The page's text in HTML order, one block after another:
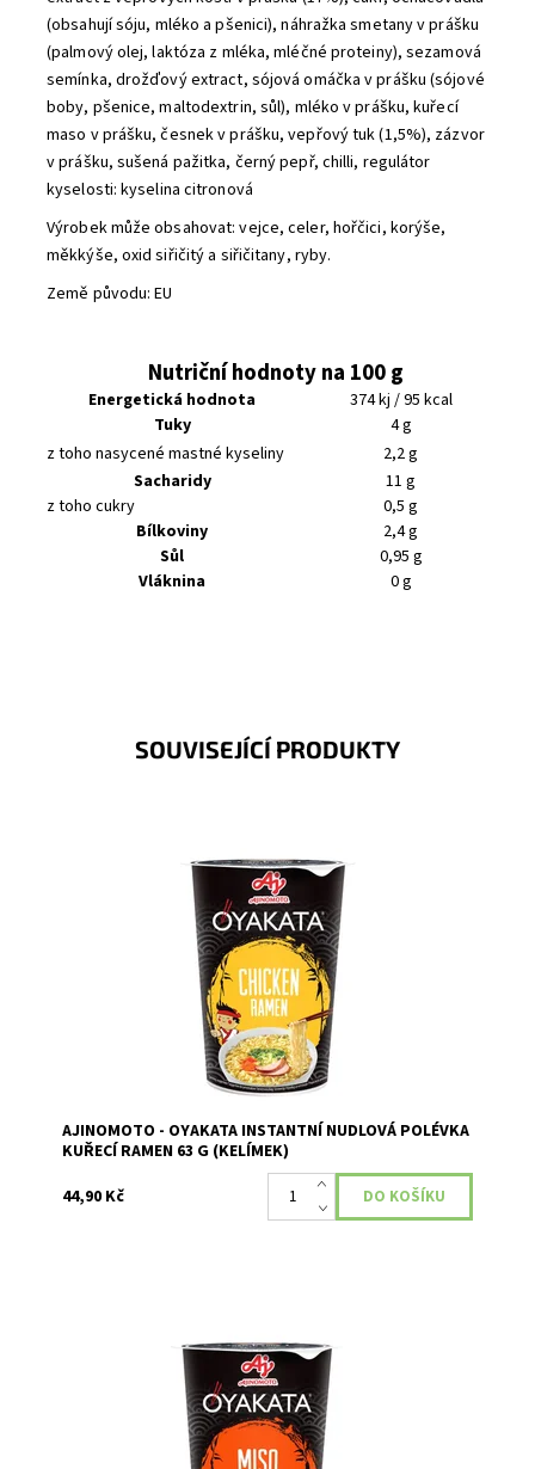
(obsahují sóju, mléko a pšenici), náhražka smetany v prášku
(palmový olej, laktóza z mléka, mléčné proteiny), sezamová
semínka, drožďový extract, sójová omáčka v prášku (sójové
boby, pšenice, maltodextrin, sůl), mléko v prášku, kuřecí
maso v prášku, česnek v prášku, vepřový tuk (1,5%), zázvor
v prášku, sušená pažitka, černý pepř, chilli, regulátor
kyselosti: kyselina citronová
Výrobek může obsahovat: vejce, celer, hořčici, korýše,
měkkýše, oxid siřičitý a siřičitany, ryby.
Země původu: EU
Nutriční hodnoty na 100 g
Energetická hodnota
374 kj / 95 kcal
Tuky
4 g
z toho nasycené mastné kyseliny
2,2 g
Sacharidy
11 g
z toho cukry
0,5 g
Bílkoviny
2,4 g
Sůl
0,95 g
Vláknina
0 g
SOUVISEJÍCÍ PRODUKTY
Instantní polévka s kuřecí příchutí a nudlemi ramen v
Skladem
AJINOMOTO - OYAKATA INSTANTNÍ NUDLOVÁ POLÉVKA
KUŘECÍ RAMEN 63 G (KELÍMEK)
44,90 Kč
Chuť instantních nudlí Oyakata s příchutí Miso vychází
z tradičních japonských receptur.
Skladem